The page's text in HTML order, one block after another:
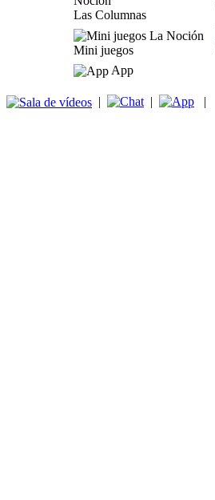
Las Columnas
Mini juegos
App
| | |